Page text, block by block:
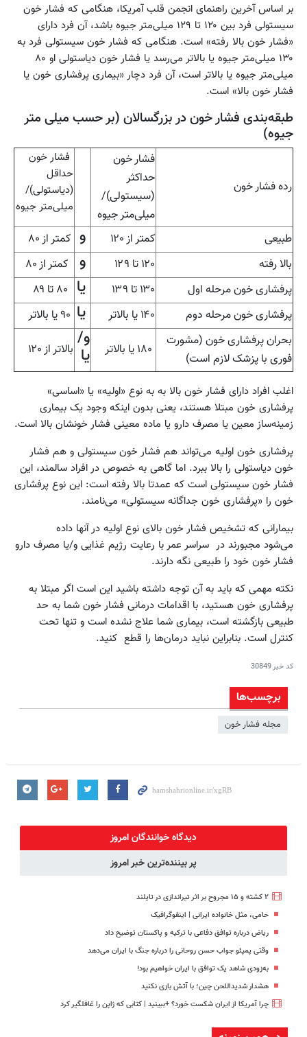
بر اساس آخرین راهنمای انجمن قلب آمریکا، هنگامی که فشار خون
سیستولی فرد بین ۱۲۰ تا ۱۲۹ میلی‌متر جیوه باشد، آن فرد دارای
«فشار خون بالا رفته» است. هنگامی که فشار خون سیستولی فرد به
۱۳۰ میلی‌متر جیوه یا بالاتر می‌رسد یا فشار خون دیاستولی او ۸۰
میلی‌متر جیوه یا بالاتر است، آن فرد دچار «بیماری پرفشاری خون یا
فشار خون بالا» است.
طبقه‌بندی فشار خون در بزرگسالان (بر حسب میلی متر
جیوه)
رده فشار خون
فشار خون
حداکثر
(سیستولی)/
میلی‌متر جیوه
فشار خون
حداقل
(دیاستولی)/
میلی‌متر جیوه
طبیعی کمتر از ۱۲۰ و کمتر از ۸۰
بالا رفته
۱۲۰ تا ۱۲۹ و
کمتر از ۸۰
پرفشاری خون مرحله اول
۱۳۰ تا ۱۳۹ یا
پرفشاری خون مرحله دوم
۱۴۰ یا بالاتر یا
بحران پرفشاری خون (مشورت
فوری با پزشک لازم است)
و/
یا بالاتر از ۱۲۰
اغلب افراد دارای فشار خون بالا به به نوع «اولیه» یا «اساسی»
پرفشاری خون مبتلا هستند، یعنی بدون اینکه وجود یک بیماری
زمینه‌ساز معین یا مصرف دارو یا ماده معینی فشار خونشان بالا است.
پرفشاری خون اولیه می‌تواند هم فشار خون سیستولی و هم فشار
خون دیاستولی را بالا ببرد. اما گاهی به خصوص در افراد سالمند، این
فشار خون سیستولی است که عمدتا بالا رفته است: این نوع پرفشاری
خون را «پرفشاری خون جداگانه سیستولی» می‌نامند.
بیمارانی که تشخیص فشار خون بالای نوع اولیه در آنها داده
می‌شود مجبورند در سراسر عمر با رعایت رژیم غذایی و/یا مصرف دارو
فشار خون خود را طبیعی نگه دارند.
نکته مهمی که باید به آن توجه داشته باشید این است اگر مبتلا به
پرفشاری خون هستید، با اقدامات درمانی فشار خون شما به حد
طبیعی بازگشته است، بیماری شما علاج نشده است و تنها تحت
کنترل است. بنابراین نباید درمان‌ها را قطع کنید.
کد خبر30849
برچسب‌ها
مجله فشار خون
دیدگاه خوانندگان امروز
پر بیننده‌ترین خبر امروز
۲ کشته و ۱۵ مجروح بر اثر تیراندازی در تایلند
حامی، مثل خانواده ایرانی | اینفوگرافیک
ریاض درباره توافق دفاعی با ترکیه و پاکستان توضیح داد
وقتی پمپئو جواب حسن روحانی را درباره جنگ با ایران می‌دهد
به‌زودی شاهد یک توافق با ایران خواهیم بود!
هشدار شدیداللحن چین؛ با آتش بازی نکنید
چرا آمریکا از ایران شکست خورد؟ +ببینید | کتابی که ژاپن را غافلگیر کرد